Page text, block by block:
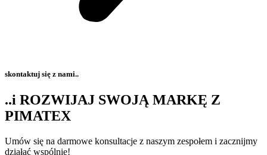
skontaktuj się z nami..
..i ROZWIJAJ SWOJĄ MARKĘ Z
PIMATEX
Umów się na darmowe konsultacje z naszym zespołem i zacznijmy
działać wspólnie!